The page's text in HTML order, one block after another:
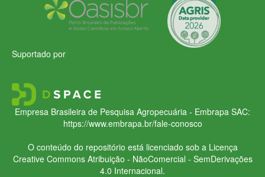
Suportado por
Empresa Brasileira de Pesquisa Agropecuária - Embrapa SAC:
https://www.embrapa.br/fale-conosco
O conteúdo do repositório está licenciado sob a Licença
Creative CommonsAtribuição - NãoComercial - SemDerivações
4.0 Internacional.